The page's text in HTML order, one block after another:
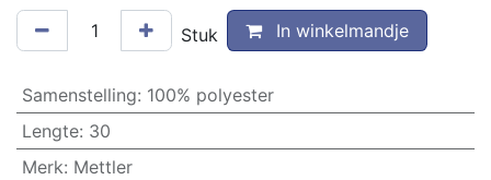
Stuk In winkelmandje
Samenstelling: 100% polyester
Lengte: 30
Merk: Mettler